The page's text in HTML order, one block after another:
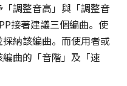
調整音高」與「調整音
接著建議三個編曲。使
納該編曲。而使用者或
曲的「音階」及「速